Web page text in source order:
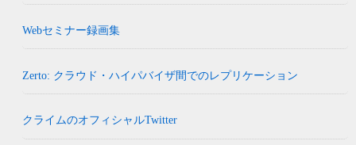
Webセミナー録画集
Zerto: クラウド・ハイパバイザ間でのレプリケーション
クライムのオフィシャルTwitter